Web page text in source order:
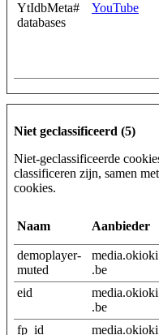
YtIdbMeta#
databases
YouTube
Niet geclassificeerd (5)
Niet-geclassificeerde
classificeren zijn, samen
cookies.
Naam Aanbieder
demoplayer-
muted
media.okioki
.be
eid
media.okioki
.be
fp_id
media.okioki